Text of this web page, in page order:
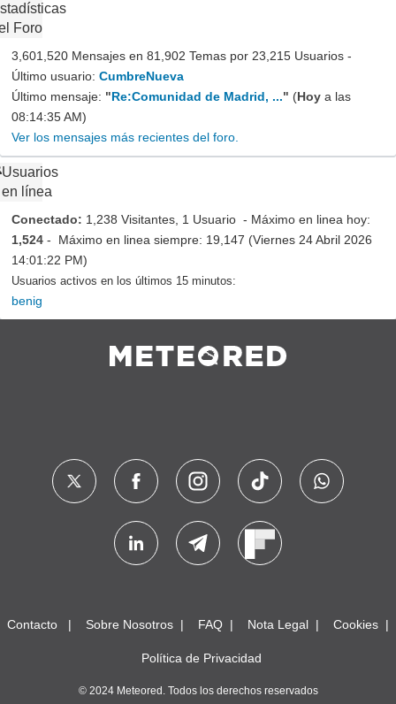
Foro
3,601,520 Mensajes en 81,902 Temas por 23,215 Usuarios -
Último usuario: CumbreNueva
Último mensaje: "Re:Comunidad de Madrid, ..." (Hoy a las
08:14:35 AM)
Ver los mensajes más recientes del foro.
Usuarios
en línea
Conectado: 1,238 Visitantes, 1 Usuario - Máximo en linea hoy:
1,524 - Máximo en linea siempre: 19,147 (Viernes 24 Abril 2026
14:01:22 PM)
Usuarios activos en los últimos 15 minutos:
benig
Contacto Sobre Nosotros FAQ Nota Legal Cookies
Política de Privacidad
© 2024 Meteored. Todos los derechos reservados